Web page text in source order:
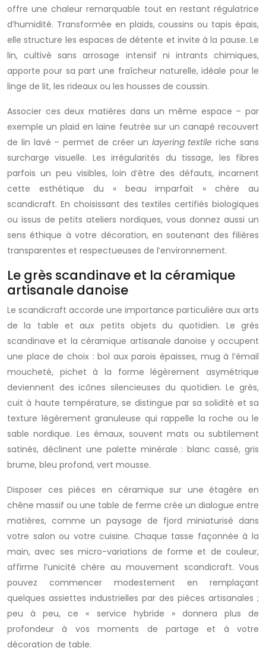
offre une chaleur remarquable tout en restant régulatrice
d’humidité. Transformée en plaids, coussins ou tapis épais,
elle structure les espaces de détente et invite à la pause. Le
lin, cultivé sans arrosage intensif ni intrants chimiques,
apporte pour sa part une fraîcheur naturelle, idéale pour le
linge de lit, les rideaux ou les housses de coussin.
Associer ces deux matières dans un même espace – par
exemple un plaid en laine feutrée sur un canapé recouvert
de lin lavé – permet de créer un layering textile riche sans
surcharge visuelle. Les irrégularités du tissage, les fibres
parfois un peu visibles, loin d’être des défauts, incarnent
cette esthétique du « beau imparfait » chère au
scandicraft. En choisissant des textiles certifiés biologiques
ou issus de petits ateliers nordiques, vous donnez aussi un
sens éthique à votre décoration, en soutenant des filières
transparentes et respectueuses de l’environnement.
Le grès scandinave et la céramique
artisanale danoise
Le scandicraft accorde une importance particulière aux arts
de la table et aux petits objets du quotidien. Le grès
scandinave et la céramique artisanale danoise y occupent
une place de choix : bol aux parois épaisses, mug à l’émail
moucheté, pichet à la forme légèrement asymétrique
deviennent des icônes silencieuses du quotidien. Le grès,
cuit à haute température, se distingue par sa solidité et sa
texture légèrement granuleuse qui rappelle la roche ou le
sable nordique. Les émaux, souvent mats ou subtilement
satinés, déclinent une palette minérale : blanc cassé, gris
brume, bleu profond, vert mousse.
Disposer ces pièces en céramique sur une étagère en
chêne massif ou une table de ferme crée un dialogue entre
matières, comme un paysage de fjord miniaturisé dans
votre salon ou votre cuisine. Chaque tasse façonnée à la
main, avec ses micro-variations de forme et de couleur,
affirme l’unicité chère au mouvement scandicraft. Vous
pouvez commencer modestement en remplaçant
quelques assiettes industrielles par des pièces artisanales ;
peu à peu, ce « service hybride » donnera plus de
profondeur à vos moments de partage et à votre
décoration de table.